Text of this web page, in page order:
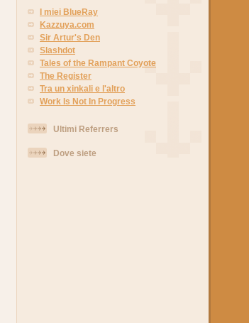
I miei BlueRay
Kazzuya.com
Sir Artur's Den
Slashdot
Tales of the Rampant Coyote
The Register
Tra un xinkali e l'altro
Work Is Not In Progress
Ultimi Referrers
Dove siete